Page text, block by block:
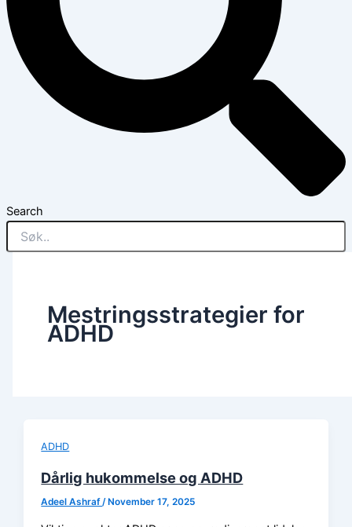
Search
Mestringsstrategier for
ADHD
ADHD
Dårlig hukommelse og ADHD
Adeel Ashraf /November 17, 2025